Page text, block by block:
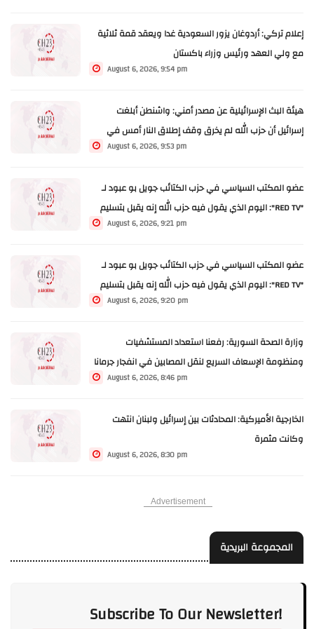
إعلام تركي: أردوغان يزور السعودية غدا ويعقد قمة ثلاثية
مع ولي العهد ورئيس وزراء باكستان
August 6, 2026, 9:54 pm
هيئة البث الإسرائيلية عن مصدر أمني: واشنطن أبلغت
إسرائيل أن حزب الله لم يخرق وقف إطلاق النار أمس في
August 6, 2026, 9:53 pm
عضو المكتب السياسي في حزب الكتائب جويل بو عبود لـ
"RED TV": اليوم الذي يقول فيه حزب الله إنه يقبل بتسليم
سلاحه عندها يمكن أن يكون الحوار واندماجه مع الجيش
August 6, 2026, 9:21 pm
عضو المكتب السياسي في حزب الكتائب جويل بو عبود لـ
"RED TV": اليوم الذي يقول فيه حزب الله إنه يقبل بتسليم
سلاحه عندها يمكن أن يكون الحوار واندماجه مع الجيش
August 6, 2026, 9:20 pm
وزارة الصحة السورية: رفعنا استعداد المستشفيات
ومنظومة الإسعاف السريع لنقل المصابين في انفجار جرمانا
August 6, 2026, 8:46 pm
الخارجية الأميركية: المحادثات بين إسرائيل ولبنان انتهت
وكانت مثمرة
August 6, 2026, 8:30 pm
Advertisement
المجموعة البريدية
Subscribe To Our Newsletter!